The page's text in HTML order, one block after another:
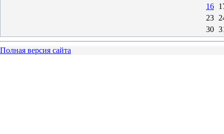
16
23
30
Полная версия сайта